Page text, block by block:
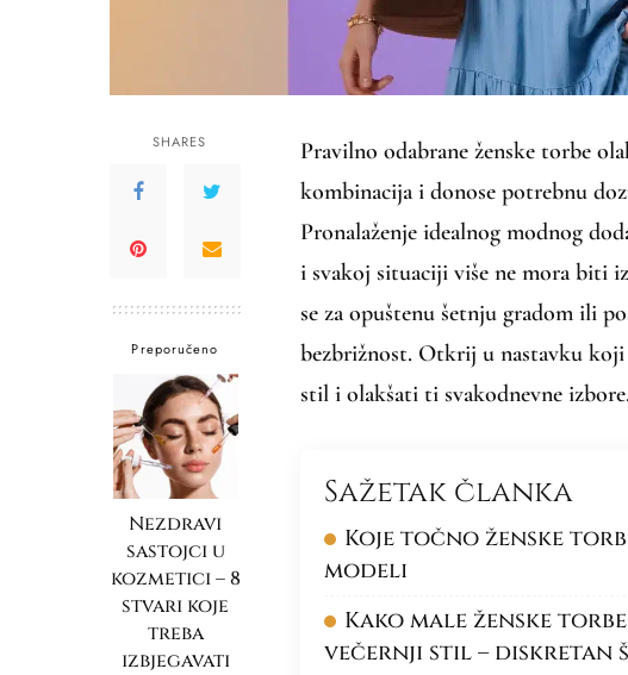
SHARES
Preporučeno
Nezdravi
sastojci u
kozmetici – 8
stvari koje
treba
izbjegavati
Pravilno odabrane ženske torbe
kombinacija i donose potrebnu
Pronalaženje idealnog modnog
i svakoj situaciji više ne mora biti
se za opuštenu šetnju gradom ili
bezbrižnost. Otkrij u nastavku
stil i olakšati ti svakodnevne izbore.
Sažetak članka
Koje točno ženske
modeli
Kako male ženske
večernji stil – diskretan